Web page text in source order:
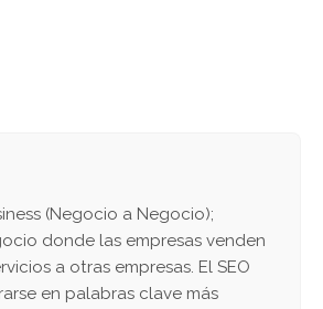
(Negocio a Negocio);
donde las empresas venden
a otras empresas. El SEO
en palabras clave más